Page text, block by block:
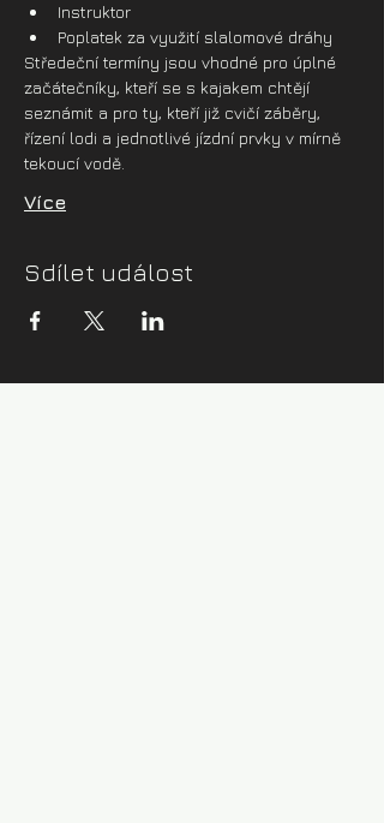
Instruktor
Poplatek za využití slalomové dráhy
Středeční termíny jsou vhodné pro úplné
začátečníky, kteří se s kajakem chtějí
seznámit a pro ty, kteří již cvičí záběry,
řízení lodi a jednotlivé jízdní prvky v mírně
tekoucí vodě.
Více
Sdílet událost